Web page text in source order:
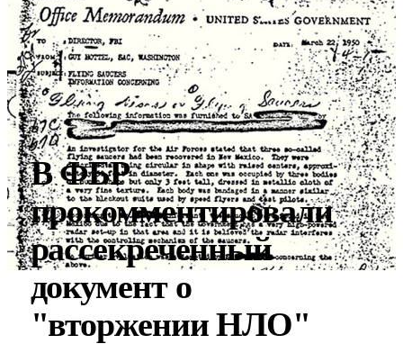
В ФБР
прокомментировали
рассекреченный
документ о
"вторжении НЛО"